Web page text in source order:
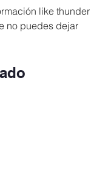
like thunder
no puedes dejar